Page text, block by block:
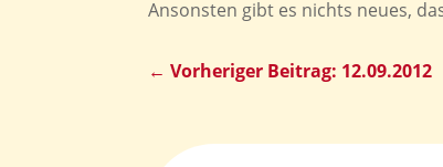
Ansonsten gibt es nichts neues,
←Vorheriger Beitrag: 12.09.2012